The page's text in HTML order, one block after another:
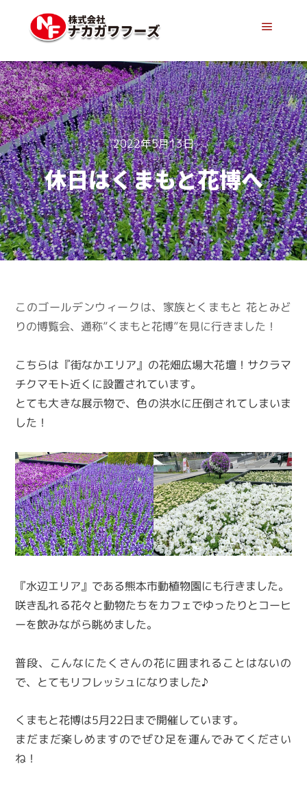
2022年5月13日
休日はくまもと花博へ
このゴールデンウィークは、家族とくまもと 花とみど
りの博覧会、通称”くまもと花博”を見に行きました！
こちらは『街なかエリア』の花畑広場大花壇！サクラマ
チクマモト近くに設置されています。
とても大きな展示物で、色の洪水に圧倒されてしまいま
した！
『水辺エリア』である熊本市動植物園にも行きました。
咲き乱れる花々と動物たちをカフェでゆったりとコーヒ
ーを飲みながら眺めました。
普段、こんなにたくさんの花に囲まれることはないの
で、とてもリフレッシュになりました♪
くまもと花博は5月22日まで開催しています。
まだまだ楽しめますのでぜひ足を運んでみてください
ね！